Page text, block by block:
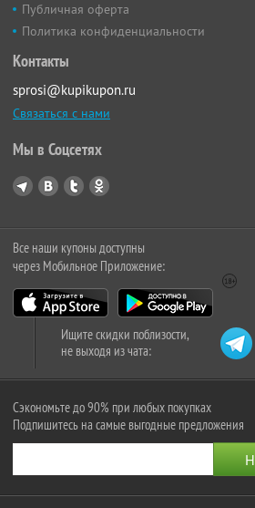
Публичная оферта
Политика конфиденциальности
Контакты
sprosi@kupikupon.ru
Связаться с нами
Мы в Соцсетях
Все наши купоны доступны
через Мобильное Приложение:
Ищите скидки поблизости,
не выходя из чата:
Сэкономьте до 90% при любых покупках
Подпишитесь на самые выгодные предложения